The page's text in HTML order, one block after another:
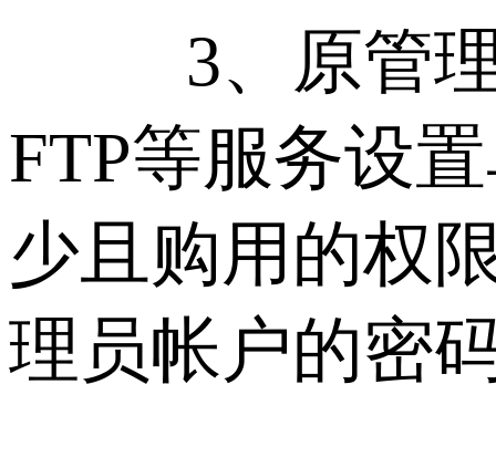
3、原管理
FTP等服务设
少且购用的权
理员帐户的密